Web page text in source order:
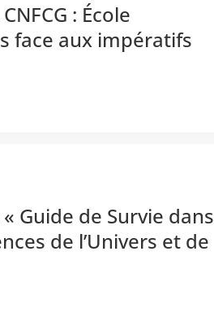
: École
face aux impératifs
Guide de Survie dans
de l’Univers et de